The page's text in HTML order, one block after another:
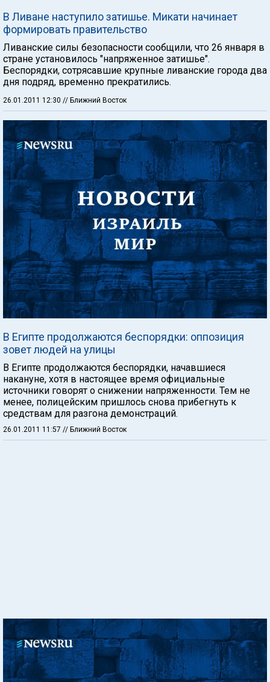
В Ливане наступило затишье. Микати начинает
формировать правительство
Ливанские силы безопасности сообщили, что 26 января в
стране установилось "напряженное затишье".
Беспорядки, сотрясавшие крупные ливанские города два
дня подряд, временно прекратились.
26.01.2011 12:30 // Ближний Восток
В Египте продолжаются беспорядки: оппозиция
зовет людей на улицы
В Египте продолжаются беспорядки, начавшиеся
накануне, хотя в настоящее время официальные
источники говорят о снижении напряженности. Тем не
менее, полицейским пришлось снова прибегнуть к
средствам для разгона демонстраций.
26.01.2011 11:57 // Ближний Восток